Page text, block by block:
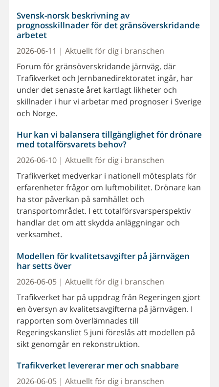
Svensk-norsk beskrivning av
prognosskillnader för det gränsöverskridande
arbetet
2026-06-11 | Aktuellt för dig i branschen
Forum för gränsöverskridande järnväg, där
Trafikverket och Jernbanedirektoratet ingår, har
under det senaste året kartlagt likheter och
skillnader i hur vi arbetar med prognoser i Sverige
och Norge.
Hur kan vi balansera tillgänglighet för drönare
med totalförsvarets behov?
2026-06-10 | Aktuellt för dig i branschen
Trafikverket medverkar i nationell mötesplats för
erfarenheter frågor om luftmobilitet. Drönare kan
ha stor påverkan på samhället och
transportområdet. I ett totalförsvarsperspektiv
handlar det om att skydda anläggningar och
verksamhet.
Modellen för kvalitetsavgifter på järnvägen
har setts över
2026-06-05 | Aktuellt för dig i branschen
Trafikverket har på uppdrag från Regeringen gjort
en översyn av kvalitetsavgifterna på järnvägen. I
rapporten som överlämnades till
Regeringskansliet 5 juni föreslås att modellen på
sikt genomgår en rekonstruktion.
Trafikverket levererar mer och snabbare
2026-06-05 | Aktuellt för dig i branschen